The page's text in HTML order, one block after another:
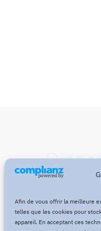
Afin de vous offrir la meilleure
telles que les cookies pour
appareil. En acceptant ces